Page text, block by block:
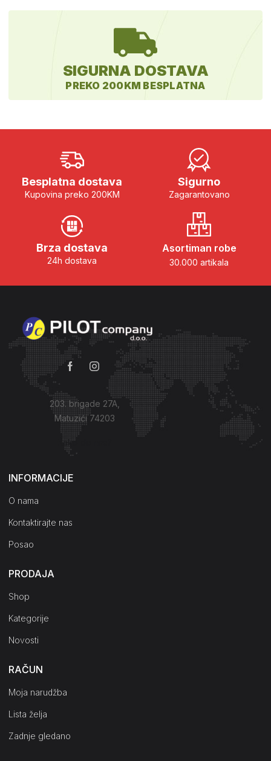
SIGURNA DOSTAVA
PREKO 200KM BESPLATNA
Besplatna dostava
Kupovina preko 200KM
Sigurno
Zagarantovano
Brza dostava
24h dostava
Asortiman robe
30.000 artikala
203. brigade 27A,
Matuzići 74203
Kako do nas?
INFORMACIJE
O nama
Kontaktirajte nas
Posao
PRODAJA
Shop
Kategorije
Novosti
RAČUN
Moja narudžba
Lista želja
Zadnje gledano